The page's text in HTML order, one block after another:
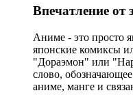
Впечатление от
Аниме - это просто
японские комиксы
"Дораэмон" или
слово,
аниме, манге и